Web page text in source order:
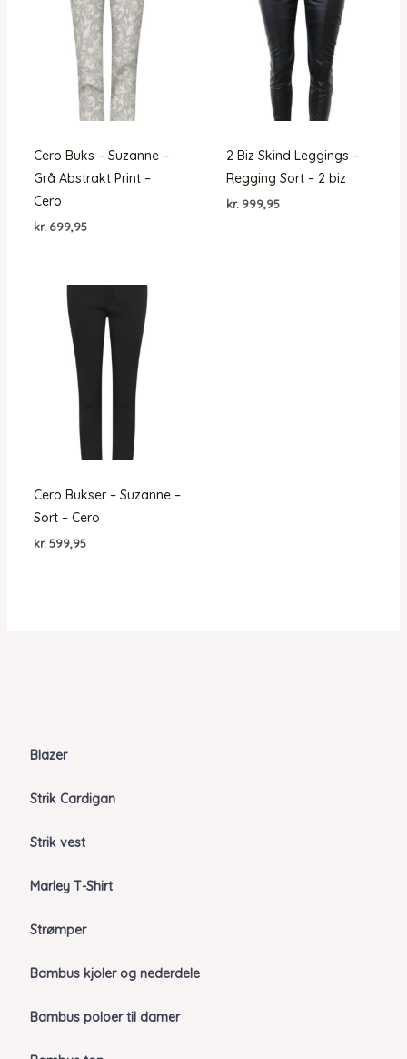
Blazer
Strik Cardigan
Strik vest
Marley T-Shirt
Strømper
Bambus kjoler og nederdele
Bambus poloer til damer
Cero Buks – Suzanne –
Grå Abstrakt Print –
Cero
kr. 699,95
2 Biz Skind Leggings –
Regging Sort – 2 biz
kr. 999,95
Cero Bukser – Suzanne –
Sort – Cero
kr. 599,95